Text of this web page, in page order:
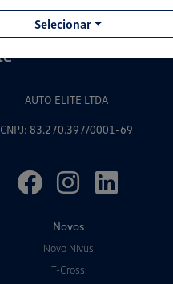
AUTO ELITE LTDA
CNPJ: 83.270.397/0001-69
Novos
Novo Nivus
T-Cross
Selecionar